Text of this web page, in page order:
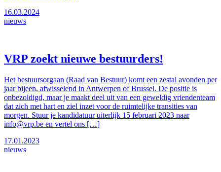
16.03.2024
nieuws
VRP zoekt nieuwe bestuurders!
Het bestuursorgaan (Raad van Bestuur) komt een zestal avonden per
jaar bijeen, afwisselend in Antwerpen of Brussel. De positie is
onbezoldigd, maar je maakt deel uit van een geweldig vriendenteam
dat zich met hart en ziel inzet voor de ruimtelijke transities van
morgen. Stuur je kandidatuur uiterlijk 15 februari 2023 naar
info@vrp.be en vertel ons […]
17.01.2023
nieuws